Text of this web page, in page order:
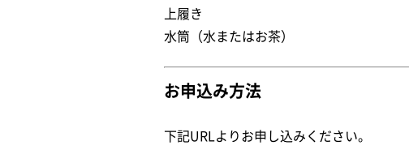
上履き
水筒（水またはお茶）
お申込み方法
下記URLよりお申し込みください。